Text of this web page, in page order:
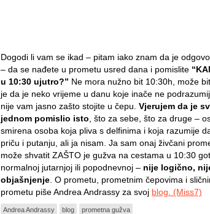
Dogodi li vam se ikad – pitam iako znam da je
– da se nađete u prometu usred dana i pomislite
u 10:30 ujutro?” Ne mora nužno bit 10:30h, može
je da je neko vrijeme u danu koje inače ne
nije vam jasno zašto stojite u čepu. Vjerujem da je
jednom pomislio isto , što za sebe, što za druge –
smirena osoba koja pliva s delfinima i koja razumije
priču i putanju, ali ja nisam. Ja sam onaj živčani
može shvatit ZAŠTO je gužva na cestama u 10:30
normalnoj jutarnjoj ili popodnevnoj – nije logično,
objašnjenje . O prometu, prometnim čepovima i
prometu piše Andrea Andrassy za svoj blog. (Miss7)
Andrea Andrassy blog prometna gužva